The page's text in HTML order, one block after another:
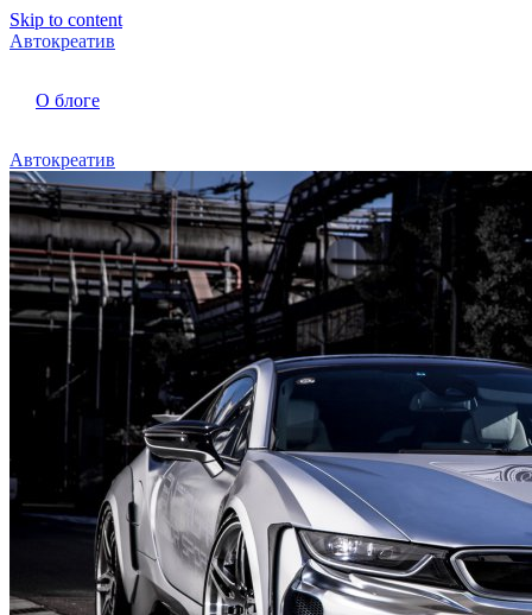
Skip to content
Автокреатив
О блоге
Автокреатив